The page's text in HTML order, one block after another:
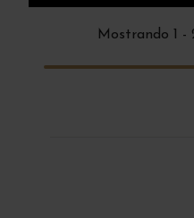
Mostrando 1 -